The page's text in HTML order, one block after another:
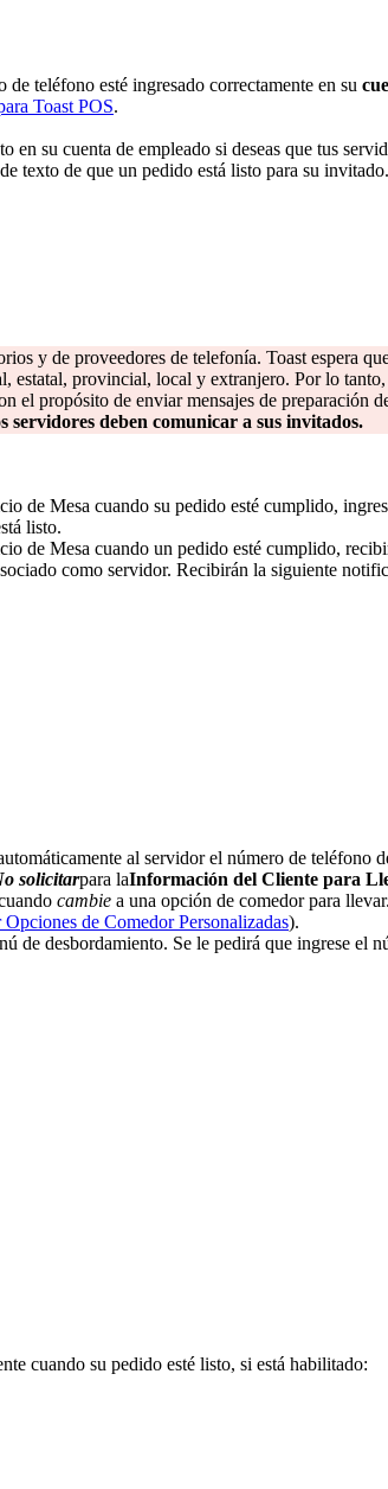
teléfono esté ingresado correctamente en su
Toast POS.
su cuenta de empleado si deseas que tus
texto de que un pedido está listo para su invitado.
y de proveedores de telefonía. Toast espera
provincial, local y extranjero. Por lo
el propósito de enviar mensajes de preparación
servidores deben comunicar a sus invitados.
de Mesa cuando su pedido esté cumplido,
listo.
de Mesa cuando un pedido esté cumplido,
como servidor. Recibirán la siguiente
al servidor el número de teléfono
solicitarpara laInformación del Cliente para
cambie a una opción de comedor para
de Comedor Personalizadas).
de desbordamiento. Se le pedirá que ingrese el
cuando su pedido esté listo, si está habilitado: